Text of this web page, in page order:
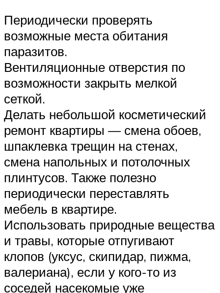
Периодически проверять
возможные места обитания
паразитов.
Вентиляционные отверстия по
возможности закрыть мелкой
сеткой.
Делать небольшой косметический
ремонт квартиры — смена обоев,
шпаклевка трещин на стенах,
смена напольных и потолочных
плинтусов. Также полезно
периодически переставлять
мебель в квартире.
Использовать природные вещества
и травы, которые отпугивают
клопов (уксус, скипидар, пижма,
валериана), если у кого-то из
соседей насекомые уже